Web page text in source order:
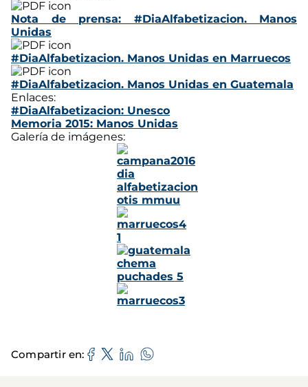
Nota de prensa: #DiaAlfabetizacion. Manos
Unidas
#DiaAlfabetizacion. Manos Unidas en Marruecos
#DiaAlfabetizacion. Manos Unidas en Guatemala
Enlaces:
#DiaAlfabetizacion: Unesco
Memoria 2015: Manos Unidas
Galería de imágenes:
Compartir en